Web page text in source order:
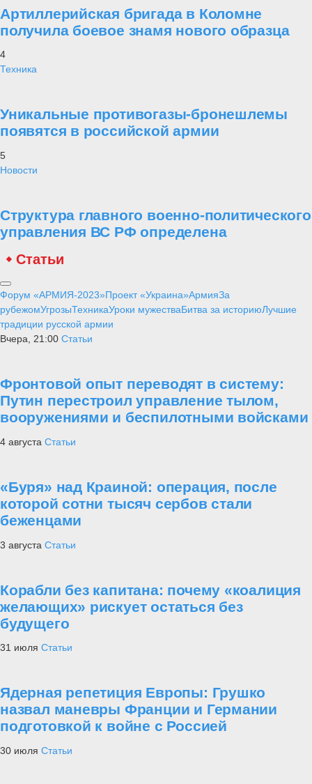
Артиллерийская бригада в Коломне
получила боевое знамя нового образца
4
Техника
Уникальные противогазы-бронешлемы
появятся в российской армии
5
Новости
Структура главного военно-политического
управления ВС РФ определена
Статьи
Форум «АРМИЯ-2023»Проект «Украина»АрмияЗа
рубежомУгрозыТехникаУроки мужестваБитва за историюЛучшие
традиции русской армии
Вчера, 21:00 Статьи
Фронтовой опыт переводят в систему:
Путин перестроил управление тылом,
вооружениями и беспилотными войсками
4 августа Статьи
«Буря» над Краиной: операция, после
которой сотни тысяч сербов стали
беженцами
3 августа Статьи
Корабли без капитана: почему «коалиция
желающих» рискует остаться без
будущего
31 июля Статьи
Ядерная репетиция Европы: Грушко
назвал маневры Франции и Германии
подготовкой к войне с Россией
30 июля Статьи